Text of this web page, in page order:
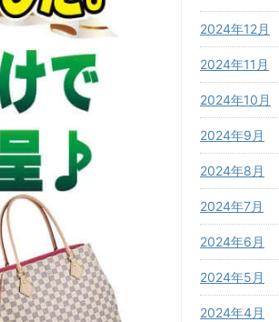
2024年12月
2024年11月
2024年10月
2024年9月
2024年8月
2024年7月
2024年6月
2024年5月
2024年4月